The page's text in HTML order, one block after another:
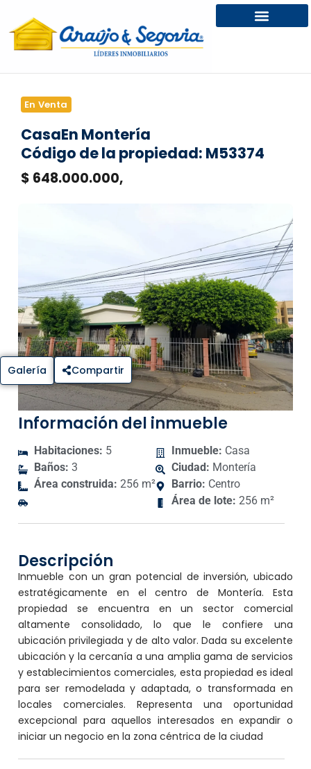
En Venta
CasaEn Montería
Código de la propiedad: M53374
$ 648.000.000,
Galería Compartir
Información del inmueble
Habitaciones: 5
Baños: 3
Área construida: 256 m²
Inmueble: Casa
Ciudad: Montería
Barrio: Centro
Área de lote: 256 m²
Descripción
Inmueble con un gran potencial de inversión, ubicado
estratégicamente en el centro de Montería. Esta
propiedad se encuentra en un sector comercial
altamente consolidado, lo que le confiere una
ubicación privilegiada y de alto valor. Dada su excelente
ubicación y la cercanía a una amplia gama de servicios
y establecimientos comerciales, esta propiedad es ideal
para ser remodelada y adaptada, o transformada en
locales comerciales. Representa una oportunidad
excepcional para aquellos interesados en expandir o
iniciar un negocio en la zona céntrica de la ciudad